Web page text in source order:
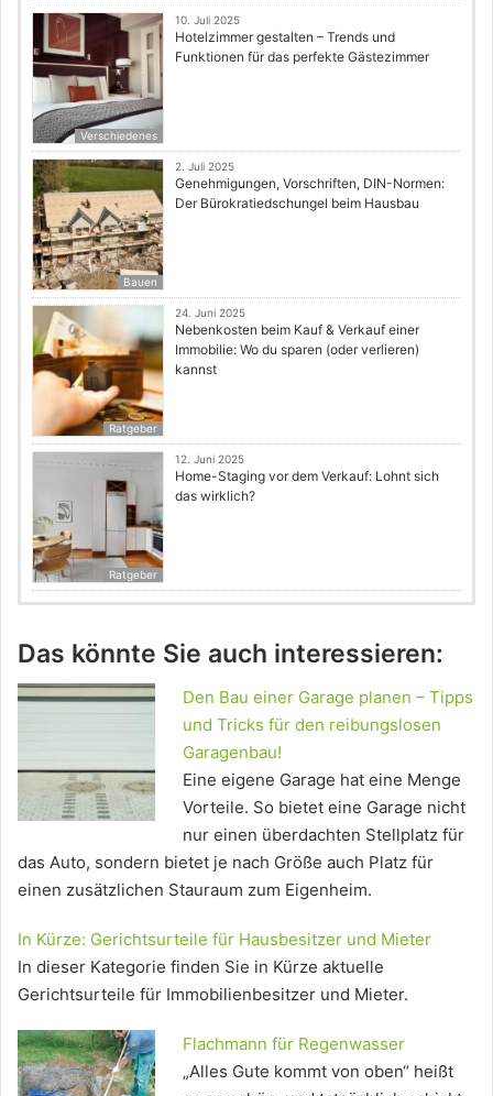
Verschiedenes
10. Juli 2025
Hotelzimmer gestalten – Trends und
Funktionen für das perfekte Gästezimmer
Bauen
2. Juli 2025
Genehmigungen, Vorschriften, DIN-Normen:
Der Bürokratiedschungel beim Hausbau
Ratgeber
24. Juni 2025
Nebenkosten beim Kauf & Verkauf einer
Immobilie: Wo du sparen (oder verlieren)
kannst
Ratgeber
12. Juni 2025
Home-Staging vor dem Verkauf: Lohnt sich
das wirklich?
Das könnte Sie auch interessieren:
Den Bau einer Garage planen – Tipps
und Tricks für den reibungslosen
Garagenbau!
Eine eigene Garage hat eine Menge
Vorteile. So bietet eine Garage nicht
nur einen überdachten Stellplatz für
das Auto, sondern bietet je nach Größe auch Platz für
einen zusätzlichen Stauraum zum Eigenheim.
In Kürze: Gerichtsurteile für Hausbesitzer und Mieter
In dieser Kategorie finden Sie in Kürze aktuelle
Gerichtsurteile für Immobilienbesitzer und Mieter.
Flachmann für Regenwasser
„Alles Gute kommt von oben“ heißt